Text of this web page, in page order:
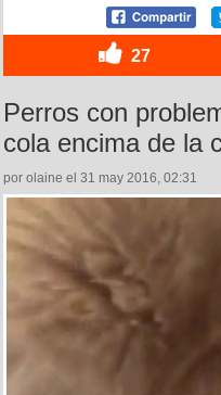
27
Perros con
cola encima de la
por olaine el 31 may 2016, 02:31